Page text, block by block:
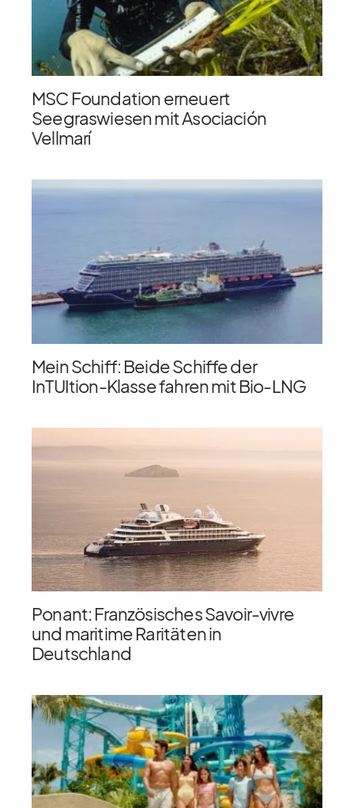
MSC Foundation erneuert
Seegraswiesen mit Asociación
Vellmarí
Mein Schiff: Beide Schiffe der
InTUItion-Klasse fahren mit Bio-LNG
Ponant: Französisches Savoir-vivre
und maritime Raritäten in
Deutschland